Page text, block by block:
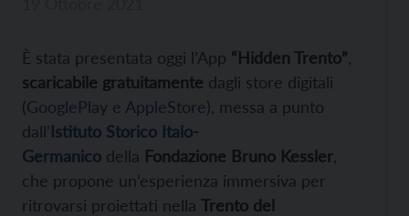
È stata presentata oggi l’App “Hidden Trento”
scaricabile gratuitamente dagli store digitali
(GooglePlay e AppleStore), messa a punto
dall’Istituto Storico Italo-
Germanico della Fondazione Bruno Kessler
che propone un’esperienza immersiva per
ritrovarsi proiettati nella Trento del